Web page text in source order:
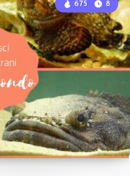
675 8